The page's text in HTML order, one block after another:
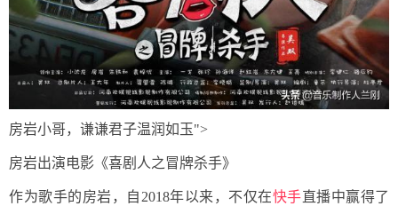
房岩小哥，谦谦君子温润如玉">
房岩出演电影《喜剧人之冒牌杀手》
作为歌手的房岩，自2018年以来，不仅在快手直播中赢得了